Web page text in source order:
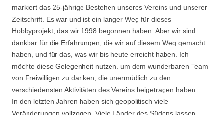
markiert das 25-jährige Bestehen unseres Vereins und unserer
Zeitschrift. Es war und ist ein langer Weg für dieses
Hobbyprojekt, das wir 1998 begonnen haben. Aber wir sind
dankbar für die Erfahrungen, die wir auf diesem Weg gemacht
haben, und für das, was wir bis heute erreicht haben. Ich
möchte diese Gelegenheit nutzen, um dem wunderbaren Team
von Freiwilligen zu danken, die unermüdlich zu den
verschiedensten Aktivitäten des Vereins beigetragen haben.
In den letzten Jahren haben sich geopolitisch viele
Veränderungen vollzogen. Viele Länder des Südens lassen